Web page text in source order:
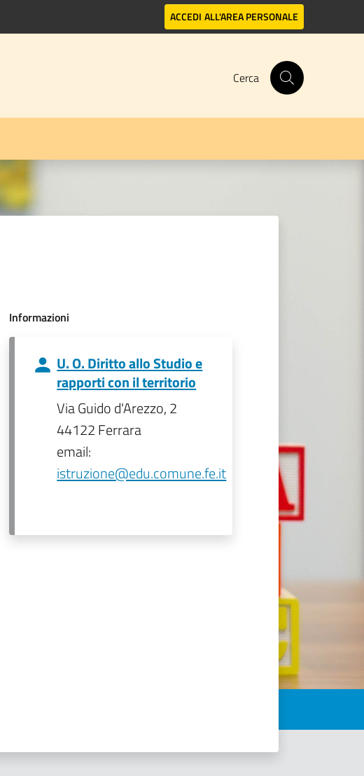
ACCEDI ALL'AREA PERSONALE
Cerca
Informazioni
U. O. Diritto allo Studio e
rapporti con il territorio
Via Guido d'Arezzo, 2
44122 Ferrara
email:
istruzione@edu.comune.fe.it